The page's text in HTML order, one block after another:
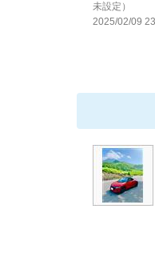
未設定）
2025/02/09